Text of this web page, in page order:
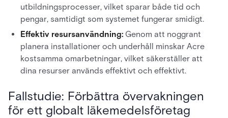
utbildningsprocesser, vilket sparar både tid och
pengar, samtidigt som systemet fungerar smidigt.
Effektiv resursanvändning: Genom att noggrant
planera installationer och underhåll minskar Acre
kostsamma omarbetningar, vilket säkerställer att
dina resurser används effektivt och effektivt.
Fallstudie: Förbättra övervakningen
för ett globalt läkemedelsföretag